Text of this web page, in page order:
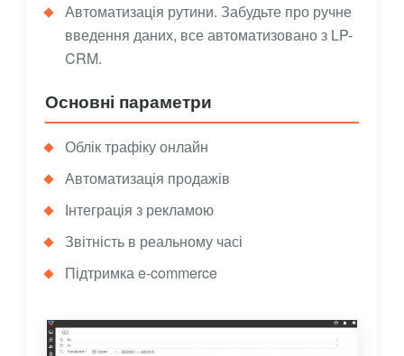
Автоматизація рутини. Забудьте про ручне
введення даних, все автоматизовано з LP-
CRM.
Основні параметри
Облік трафіку онлайн
Автоматизація продажів
Інтеграція з рекламою
Звітність в реальному часі
Підтримка e-commerce